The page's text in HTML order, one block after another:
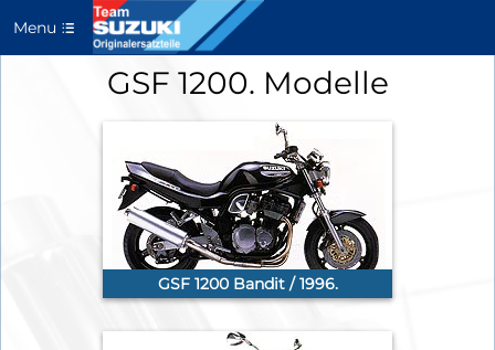
Menu
GSF 1200. Modelle
GSF 1200 Bandit / 1996.